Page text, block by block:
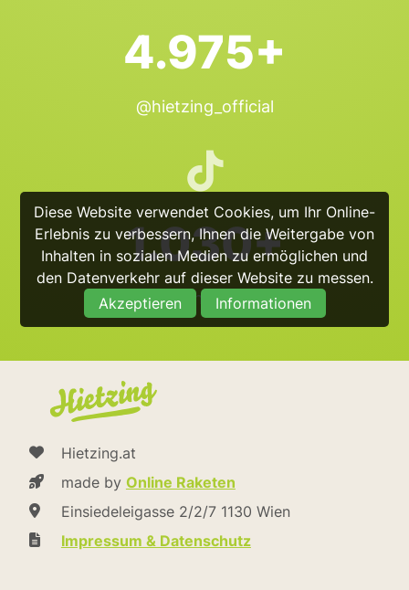
Diese Website verwendet Cookies, um Ihr Online-
Erlebnis zu verbessern, Ihnen die Weitergabe von
Inhalten in sozialen Medien zu ermöglichen und
den Datenverkehr auf dieser Website zu messen.
Akzeptieren
Informationen
4.975+
@hietzing_official
1.030+
@hietzing_official
Hietzing.at
made by Online Raketen
Einsiedeleigasse 2/2/7 1130 Wien
Impressum & Datenschutz